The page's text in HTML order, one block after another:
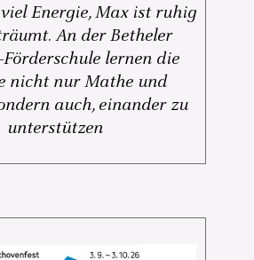
Energie, Max ist ruhig
An der Betheler
Förderschule lernen die
nicht nur Mathe und
auch, einander zu
unterstützen